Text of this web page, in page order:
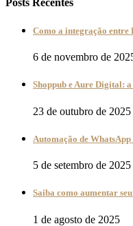
Como a integração entre
6 de novembro de
Shoppub e Aure Digital:
23 de outubro de 2025
Automação de
5 de setembro de 2025
Saiba como aumentar
1 de agosto de 2025